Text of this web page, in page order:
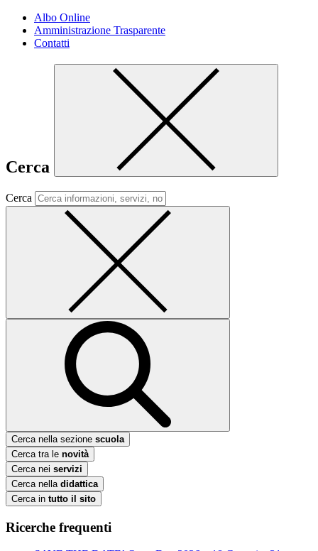
Albo Online
Amministrazione Trasparente
Contatti
Cerca
Cerca
Cerca nella sezione scuola
Cerca tra le novità
Cerca nei servizi
Cerca nella didattica
Cerca in tutto il sito
Ricerche frequenti